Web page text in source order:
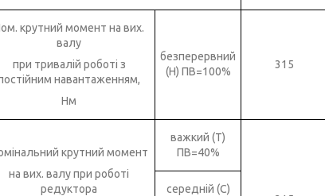
крутний момент на вих.
валу
при тривалій роботі з
навантаженням,
Нм
безперервний
(Н) ПВ=100%
315
крутний момент
на вих. валу при роботі
редуктора
важкий (Т)
ПВ=40%
середній (С)